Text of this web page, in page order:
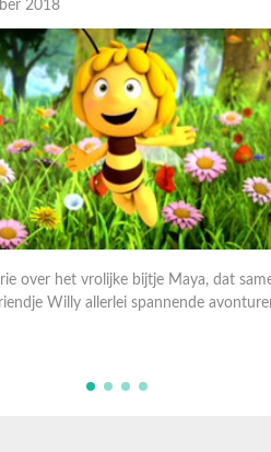
over het vrolijke bijtje Maya, dat
Willy allerlei spannende